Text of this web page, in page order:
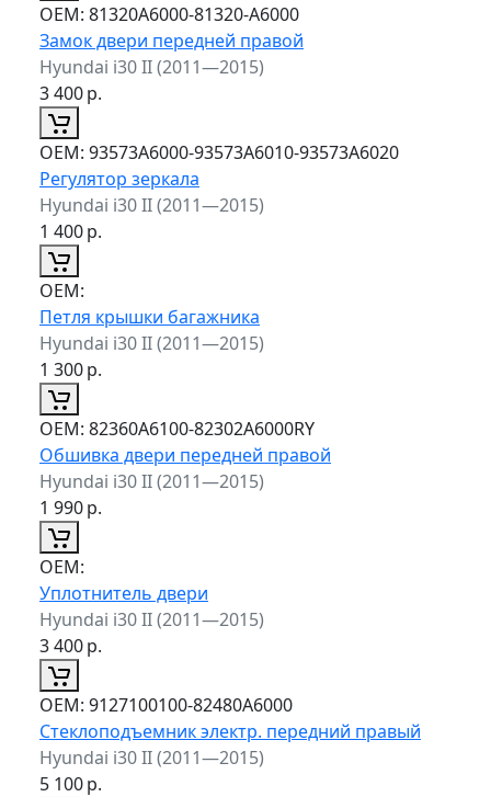
ОЕМ: 81320A6000-81320-A6000
Замок двери передней правой
Hyundai i30 II (2011—2015)
3 400р.
ОЕМ: 93573A6000-93573A6010-93573A6020
Регулятор зеркала
Hyundai i30 II (2011—2015)
1 400р.
ОЕМ:
Петля крышки багажника
Hyundai i30 II (2011—2015)
1 300р.
ОЕМ: 82360A6100-82302A6000RY
Обшивка двери передней правой
Hyundai i30 II (2011—2015)
1 990р.
ОЕМ:
Уплотнитель двери
Hyundai i30 II (2011—2015)
3 400р.
ОЕМ: 9127100100-82480A6000
Стеклоподъемник электр. передний правый
Hyundai i30 II (2011—2015)
5 100р.